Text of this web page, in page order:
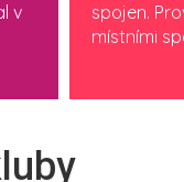
v
spojen.
místními